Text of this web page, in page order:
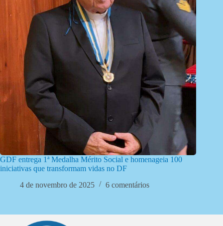
GDF entrega 1ª Medalha Mérito Social e homenageia 100
iniciativas que transformam vidas no DF
4 de novembro de 2025
6 comentários